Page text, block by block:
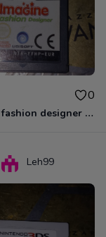
0
Imagine fashion designer Nintendo ds
Leh99